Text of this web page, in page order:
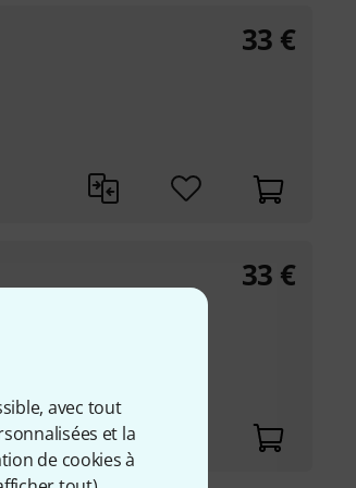
avec tout
et la
de cookies à
33 €
33 €